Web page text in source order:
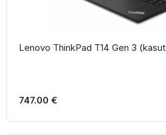
Lenovo ThinkPad T14 Gen 3
747.00 €